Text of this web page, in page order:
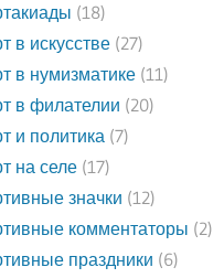
(18)
в искусстве(27)
в нумизматике(11)
в филателии (20)
и политика(7)
на селе(17)
значки (12)
комментаторы (2)
праздники (6)